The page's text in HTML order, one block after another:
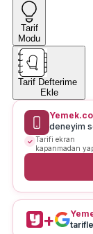
Tarif
Modu
Tarif Defterime
Ekle
deneyim
Tarifi ekran
kapanmadan
+